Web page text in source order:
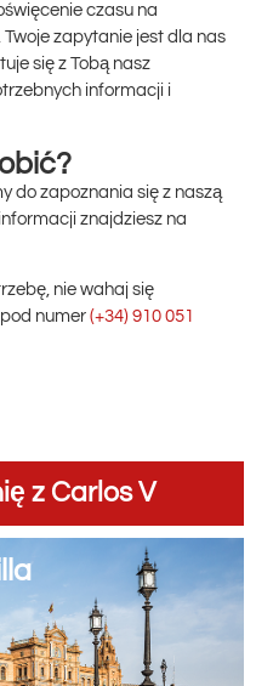
czasu na
zapytanie jest dla nas
się z Tobą nasz
informacji i
do zapoznania się z naszą
znajdziesz na
nie wahaj się
numer (+34) 910 051
z Carlos V